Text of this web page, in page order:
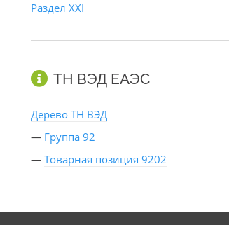
Раздел XXI
ТН ВЭД ЕАЭС
Дерево ТН ВЭД
— Группа 92
— Товарная позиция 9202